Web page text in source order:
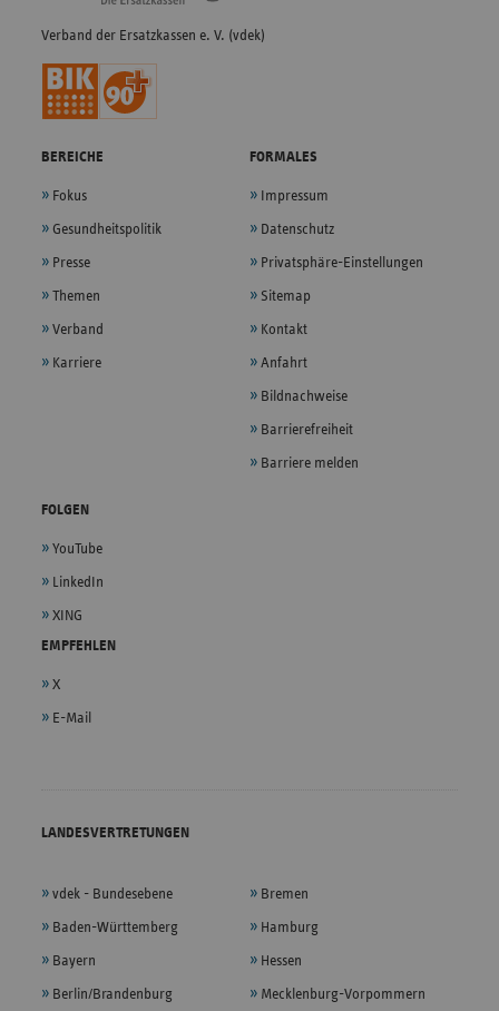
Verband der Ersatzkassen e. V. (vdek)
BEREICHE
Fokus
Gesundheitspolitik
Presse
Themen
Verband
Karriere
FORMALES
Impressum
Datenschutz
Privatsphäre-Einstellungen
Sitemap
Kontakt
Anfahrt
Bildnachweise
Barrierefreiheit
Barriere melden
FOLGEN
YouTube
LinkedIn
XING
EMPFEHLEN
X
E-Mail
LANDESVERTRETUNGEN
vdek - Bundesebene
Baden-Württemberg
Bayern
Berlin/Brandenburg
Bremen
Hamburg
Hessen
Mecklenburg-Vorpommern